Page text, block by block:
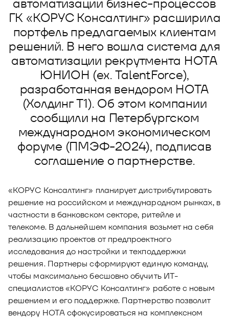
Новости
Блог
Видео и аудио
Документы
Юнион - решение для автоматизации
рекрутмента
О решении
Кейсы клиентов
Калькулятор выгоды
Новости и публикации
Пилотный проект
Документы
Оазис - платформа для автоматизации
управления рисками
автоматизации бизнес-процессов
ГК «КОРУС Консалтинг» расширила
портфель предлагаемых клиентам
решений. В него вошла система для
автоматизации рекрутмента НОТА
ЮНИОН (ex. TalentForce),
разработанная вендором НОТА
(Холдинг Т1). Об этом компании
сообщили на Петербургском
международном экономическом
форуме (ПМЭФ-2024), подписав
соглашение о партнерстве.
«КОРУС Консалтинг» планирует дистрибутировать
решение на российском и международном рынках, в
частности в банковском секторе, ритейле и
телекоме. В дальнейшем компания возьмет на себя
реализацию проектов от предпроектного
исследования до настройки и техподдержки
решения. Партнеры сформируют единую команду,
чтобы максимально бесшовно обучить ИТ-
специалистов «КОРУС Консалтинг» работе с новым
решением и его поддержке. Партнерство позволит
вендору НОТА сфокусироваться на комплексном